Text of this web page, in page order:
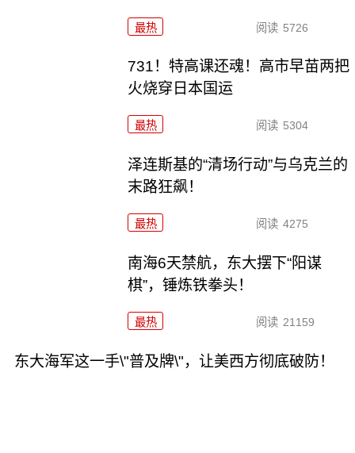
最热 阅读 5726
731！特高课还魂！高市早苗两把
火烧穿日本国运
最热 阅读 5304
泽连斯基的“清场行动”与乌克兰的
末路狂飙！
最热 阅读 4275
南海6天禁航，东大摆下“阳谋
棋”，锤炼铁拳头！
最热 阅读 21159
东大海军这一手\"普及牌\"，让美西方彻底破防！